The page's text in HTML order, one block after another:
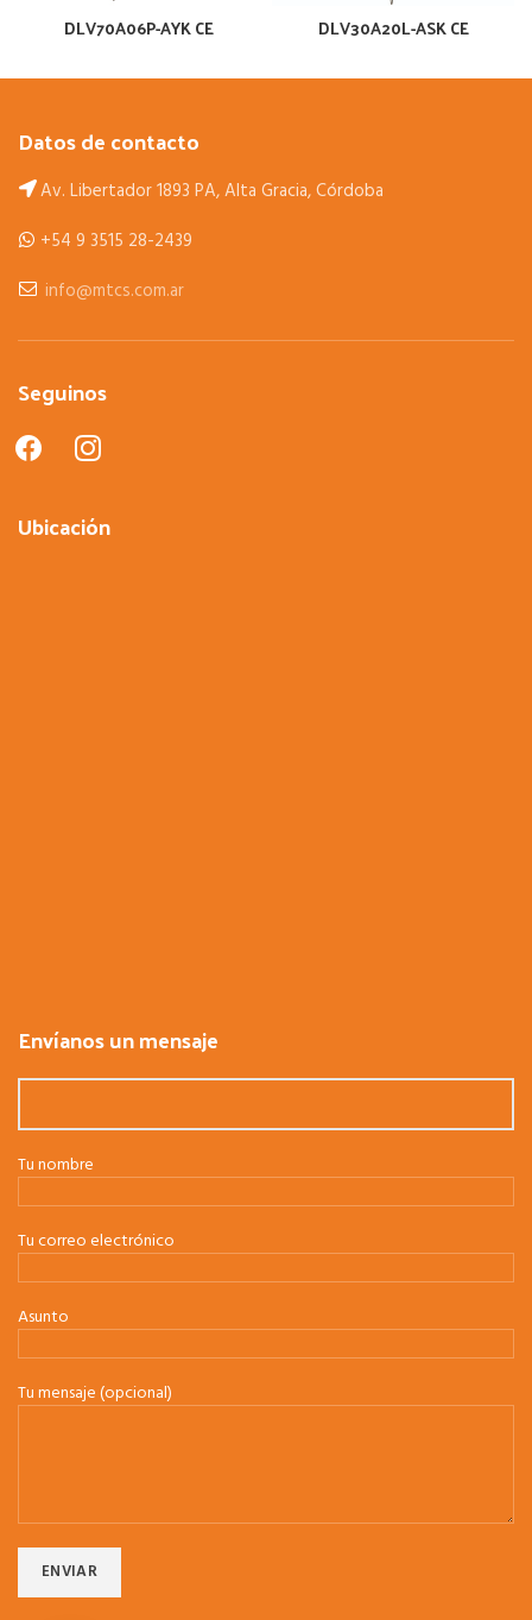
DLV70A06P-AYK CE DLV30A20L-ASK CE
Datos de contacto
Av. Libertador 1893 PA, Alta Gracia, Córdoba
+54 9 3515 28-2439
info@mtcs.com.ar
Seguinos
facebookinstagram
Ubicación
Envíanos un mensaje
Tu nombre
Tu correo electrónico
Asunto
Tu mensaje (opcional)